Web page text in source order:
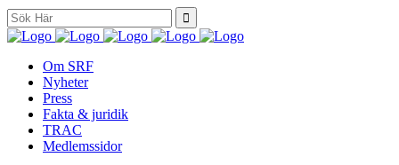
Search
for:
Om SRF
Nyheter
Press
Fakta & juridik
TRAC
Medlemssidor